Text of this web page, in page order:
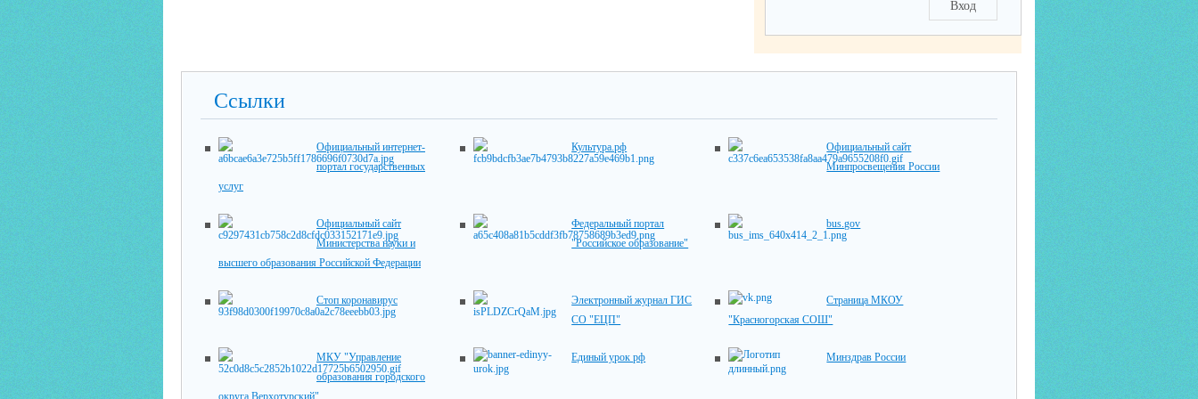
Вход
Ссылки
Официальный интернет-
портал государственных
услуг
Культура.рф
Официальный сайт
Минпросвещения России
Официальный сайт
Министерства науки и
высшего образования Российской Федерации
Федеральный портал
"Российское образование"
bus.gov
Стоп коронавирус
Электронный журнал ГИС
СО "ЕЦП"
Страница МКОУ
"Красногорская СОШ"
МКУ "Управление
образования городского
округа Верхотурский"
Единый урок рф Минздрав России